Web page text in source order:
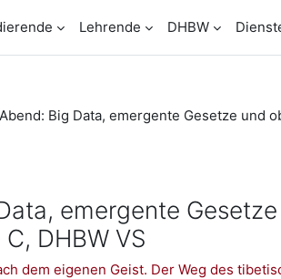
Lehrende DHBW
Big Data, emergente Gesetze und
emergente
DHBW VS
dem eigenen Geist. Der Weg des